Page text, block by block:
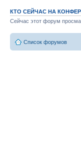
130,404
-----------
КТО СЕЙЧАС НА
Сейчас этот форум
Список форумов